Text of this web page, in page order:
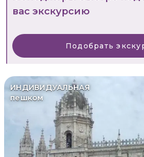
вас экскурсию
Подобрать
ИНДИВИДУАЛЬНАЯ
пешком